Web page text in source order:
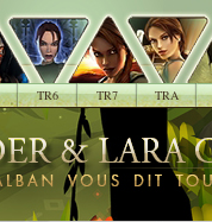
TR6 TR7 TRA